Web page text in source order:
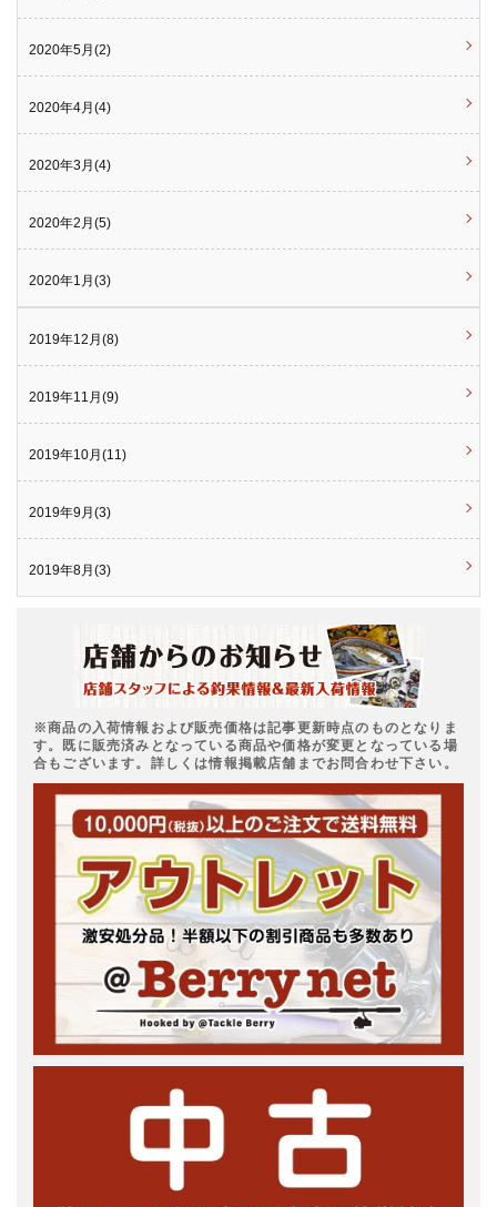
2020年5月(2)
2020年4月(4)
2020年3月(4)
2020年2月(5)
2020年1月(3)
2019年12月(8)
2019年11月(9)
2019年10月(11)
2019年9月(3)
2019年8月(3)
※商品の入荷情報および販売価格は記事更新時点のものとなりま
す。既に販売済みとなっている商品や価格が変更となっている場
合もございます。詳しくは情報掲載店舗までお問合わせ下さい。